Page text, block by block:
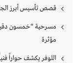
قصص تأسيس أبرز
مسرحية “خمسون
مؤثرة
اللوفر يكشف حواراً